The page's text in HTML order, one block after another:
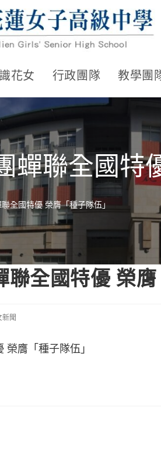
花女 行政團隊 教學團
蟬聯全國特
全國特優 榮膺「種子隊伍」
全國特優 榮膺
新聞
膺「種子隊伍」